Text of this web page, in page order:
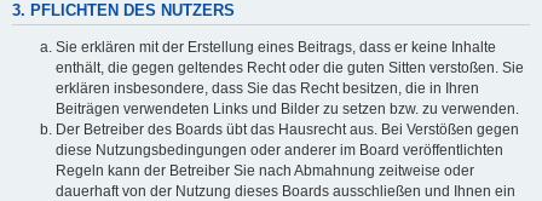
3. PFLICHTEN DES NUTZERS
Sie erklären mit der Erstellung eines Beitrags, dass er keine Inhalte
enthält, die gegen geltendes Recht oder die guten Sitten verstoßen. Sie
erklären insbesondere, dass Sie das Recht besitzen, die in Ihren
Beiträgen verwendeten Links und Bilder zu setzen bzw. zu verwenden.
Der Betreiber des Boards übt das Hausrecht aus. Bei Verstößen gegen
diese Nutzungsbedingungen oder anderer im Board veröffentlichten
Regeln kann der Betreiber Sie nach Abmahnung zeitweise oder
dauerhaft von der Nutzung dieses Boards ausschließen und Ihnen ein